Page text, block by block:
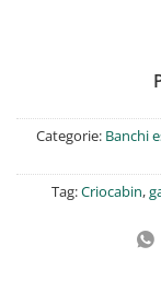
Categorie: Banchi
Tag:Criocabin,